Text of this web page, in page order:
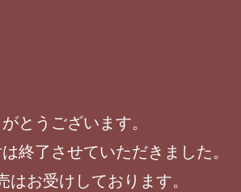
とうございます。
終了させていただきました。
お受けしております。